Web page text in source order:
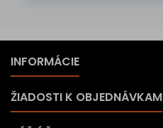
INFORMÁCIE
ŽIADOSTI K OBJEDNÁVKAM